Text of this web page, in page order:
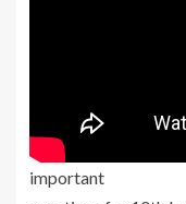
important